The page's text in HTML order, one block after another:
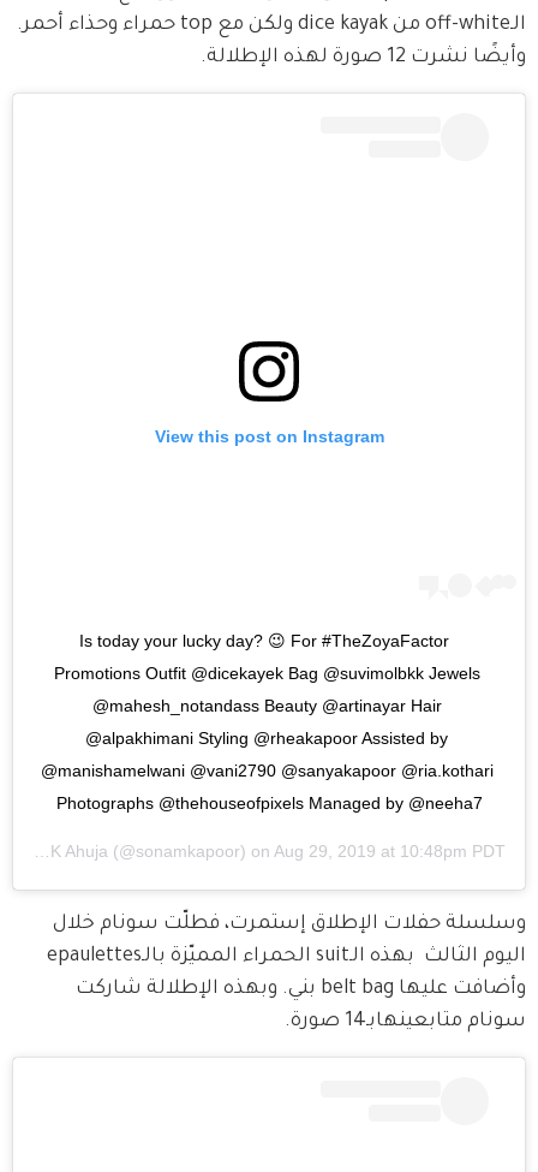
الـoff-white من dice kayak ولكن مع top حمراء وحذاء أحمر.
وأيضًا نشرت 12 صورة لهذه الإطلالة.
View this post on Instagram
Is today your lucky day? 😉 For #TheZoyaFactor
Promotions Outfit @dicekayek Bag @suvimolbkk Jewels
@mahesh_notandass Beauty @artinayar Hair
@alpakhimani Styling @rheakapoor Assisted by
@manishamelwani @vani2790 @sanyakapoor @ria.kothari
Photographs @thehouseofpixels Managed by @neeha7
Sonam K Ahuja (@sonamkapoor) on Aug 29, 2019 at 10:48pm PDT
وسلسلة حفلات الإطلاق إستمرت، فطلّت سونام خلال
وأضافت عليها belt bag بني. وبهذه الإطلالة شاركت
سونام متابعينهابـ14 صورة.